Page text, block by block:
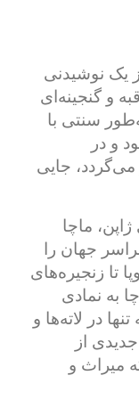
یک نوشیدنی
و گنجینه‌ای
سنتی با
و در
جایی
ماچا
جهان را
تا زنجیره‌های
به نمادی
در لاته‌ها و
از
میراث و